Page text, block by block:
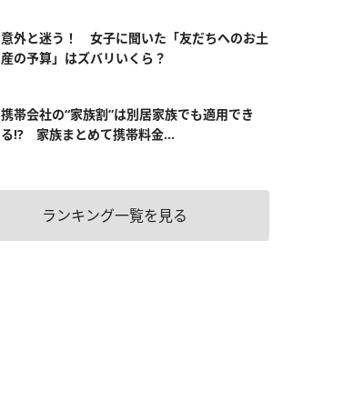
意外と迷う！ 女子に聞いた「友だちへのお土
産の予算」はズバリいくら？
携帯会社の“家族割”は別居家族でも適用でき
る!? 家族まとめて携帯料金...
ランキング一覧を見る